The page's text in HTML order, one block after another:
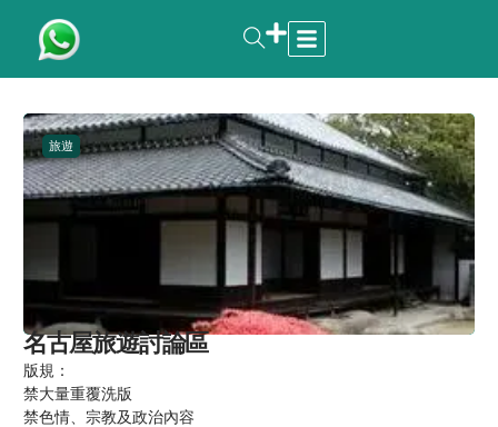
旅遊
名古屋旅遊討論區
版規：
禁大量重覆洗版
禁色情、宗教及政治內容